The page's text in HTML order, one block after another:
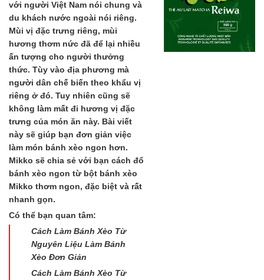
với người Việt Nam nói chung và
du khách nước ngoài nói riêng.
Mùi vị đặc trưng riêng, mùi
hương thơm nức đã để lại nhiều
ấn tượng cho người thưởng
thức. Tùy vào địa phương mà
người dân chế biến theo khẩu vị
riêng ở đó. Tuy nhiên cũng sẽ
không làm mất đi hương vị đặc
trưng của món ăn này. Bài viết
này sẽ giúp bạn đơn giản việc
làm món bánh xèo ngon hơn.
Mikko sẽ chia sẻ với bạn cách đổ
bánh xèo ngon từ bột bánh xèo
Mikko thơm ngon, đặc biệt và rất
nhanh gọn.
Có thể bạn quan tâm:
Cách Làm Bánh Xèo Từ
Nguyên Liệu Làm Bánh
Xèo Đơn Giản
Cách Làm Bánh Xèo Từ